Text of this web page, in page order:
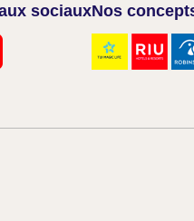
sociauxNos